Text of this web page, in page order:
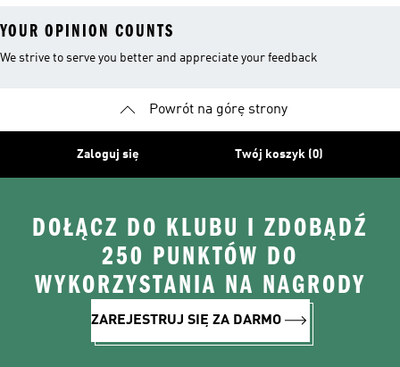
YOUR OPINION COUNTS
We strive to serve you better and appreciate your feedback
Powrót na górę strony
Zaloguj się Twój koszyk (0)
DOŁĄCZ DO KLUBU I ZDOBĄDŹ
250 PUNKTÓW DO
WYKORZYSTANIA NA NAGRODY
ZAREJESTRUJ SIĘ ZA DARMO